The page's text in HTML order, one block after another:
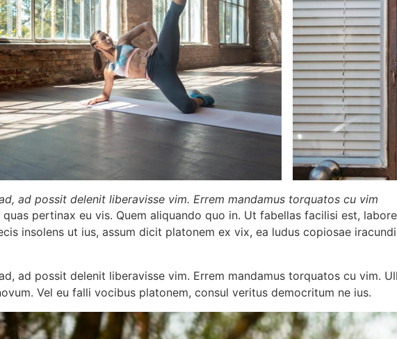
ad possit delenit liberavisse vim. Errem mandamus torquatos cu vim
quas pertinax eu vis. Quem aliquando quo in. Ut fabellas facilisi est,
insolens ut ius, assum dicit platonem ex vix, ea ludus copiosae
ad possit delenit liberavisse vim. Errem mandamus torquatos cu vim.
Vel eu falli vocibus platonem, consul veritus democritum ne ius.